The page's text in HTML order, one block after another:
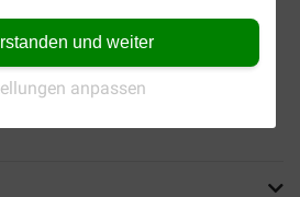
und weiter
anpassen